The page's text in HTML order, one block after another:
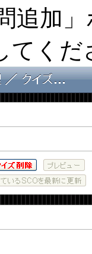
追加
てくだ